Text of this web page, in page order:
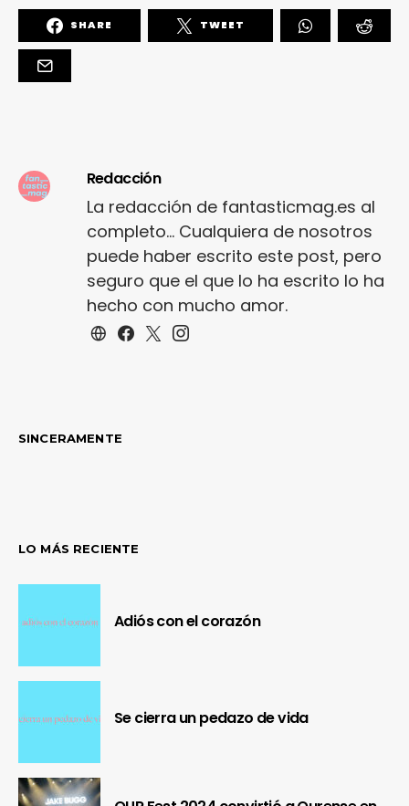
SHARE TWEET
Redacción
La redacción de fantasticmag.es al
completo... Cualquiera de nosotros
puede haber escrito este post, pero
seguro que el que lo ha escrito lo ha
hecho con mucho amor.
SINCERAMENTE
LO MÁS RECIENTE
Adiós con el corazón
Se cierra un pedazo de vida